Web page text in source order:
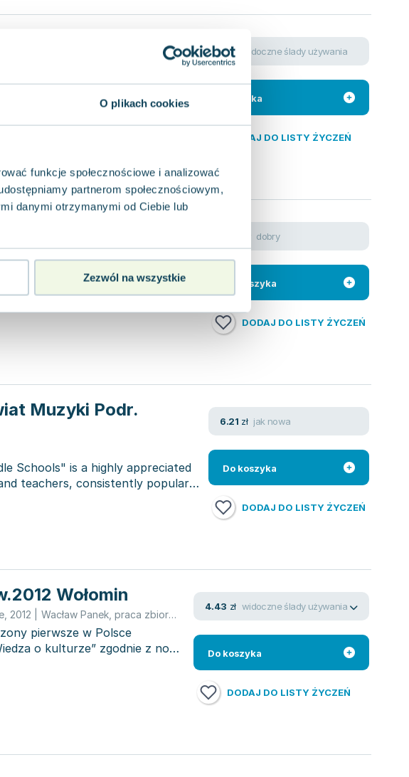
O plikach cookies
funkcje społecznościowe i analizować
partnerom społecznościowym,
danymi otrzymanymi od Ciebie lub
Zezwól na wszystkie
3.94zł widoczne ślady używania
Do koszyka
DODAJ DO LISTY ŻYCZEŃ
do Wiedzy o Kulturze
z nową podstawą programową
dobry
Do koszyka
DODAJ DO LISTY ŻYCZEŃ
Muzyki Podr.
Schools" is a highly appreciated
teachers, consistently popular
6.21 zł jak nowa
Do koszyka
DODAJ DO LISTY ŻYCZEŃ
Wołomin
2012 Wacław Panek praca zbiorowa
pierwsze w Polsce
o kulturze” zgodnie z nową
4.43 zł widoczne ślady używania
Do koszyka
DODAJ DO LISTY ŻYCZEŃ